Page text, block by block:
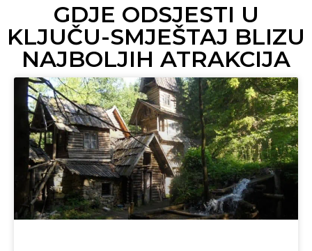
GDJE ODSJESTI U
KLJUČU-SMJEŠTAJ BLIZU
NAJBOLJIH ATRAKCIJA